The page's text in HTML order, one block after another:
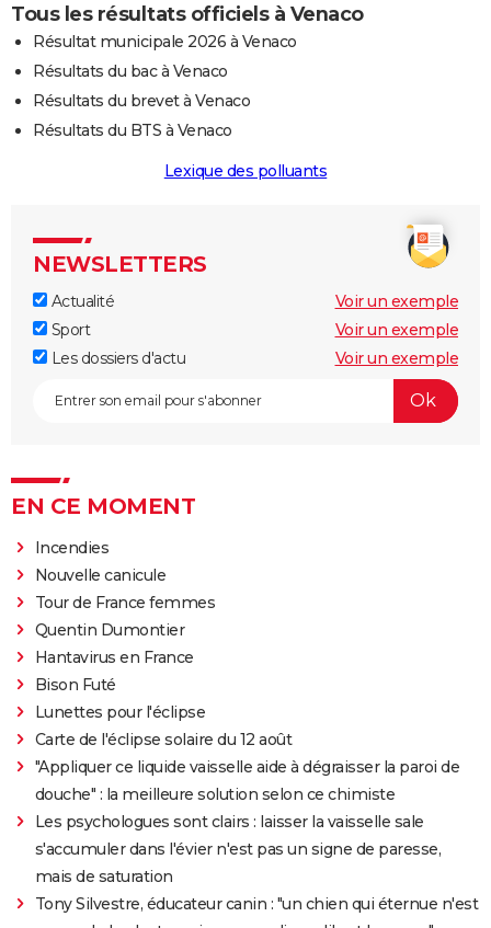
Tous les résultats officiels à Venaco
Résultat municipale 2026 à Venaco
Résultats du bac à Venaco
Résultats du brevet à Venaco
Résultats du BTS à Venaco
Lexique des polluants
NEWSLETTERS
Actualité
Voir un exemple
Sport
Voir un exemple
Les dossiers d'actu
Voir un exemple
EN CE MOMENT
Incendies
Nouvelle canicule
Tour de France femmes
Quentin Dumontier
Hantavirus en France
Bison Futé
Lunettes pour l'éclipse
Carte de l'éclipse solaire du 12 août
"Appliquer ce liquide vaisselle aide à dégraisser la paroi de
douche" : la meilleure solution selon ce chimiste
Les psychologues sont clairs : laisser la vaisselle sale
s'accumuler dans l'évier n'est pas un signe de paresse,
mais de saturation
Tony Silvestre, éducateur canin : "un chien qui éternue n'est